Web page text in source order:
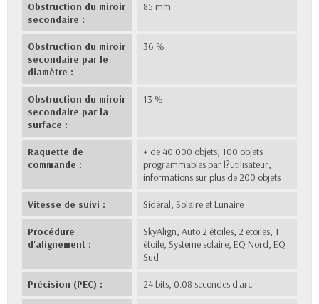
Obstruction du miroir
secondaire :
85 mm
Obstruction du miroir
secondaire par le
diamètre :
36 %
Obstruction du miroir
secondaire par la
surface :
13 %
Raquette de
commande :
+ de 40 000 objets, 100 objets
programmables par l?utilisateur,
informations sur plus de 200 objets
Vitesse de suivi : Sidéral, Solaire et Lunaire
Procédure
d'alignement :
SkyAlign, Auto 2 étoiles, 2 étoiles, 1
étoile, Système solaire, EQ Nord, EQ
Sud
Précision (PEC) : 24 bits, 0.08 secondes d'arc